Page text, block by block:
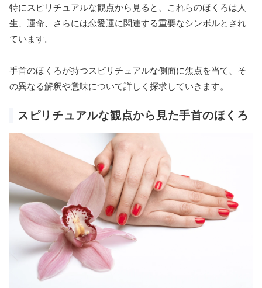
特にスピリチュアルな観点から見ると、これらのほくろは人
生、運命、さらには恋愛運に関連する重要なシンボルとされ
ています。
手首のほくろが持つスピリチュアルな側面に焦点を当て、そ
の異なる解釈や意味について詳しく探求していきます。
スピリチュアルな観点から見た手首のほくろ